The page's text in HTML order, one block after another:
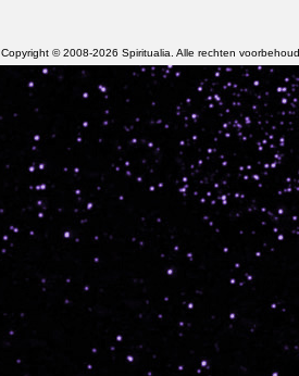
Copyright © 2008-2026 Spiritualia. Alle rechten